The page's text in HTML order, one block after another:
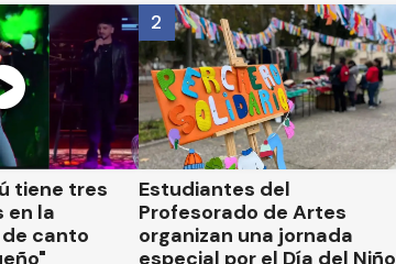
tiene tres
en la
canto
Estudiantes del
Profesorado de Artes
organizan una jornada
2